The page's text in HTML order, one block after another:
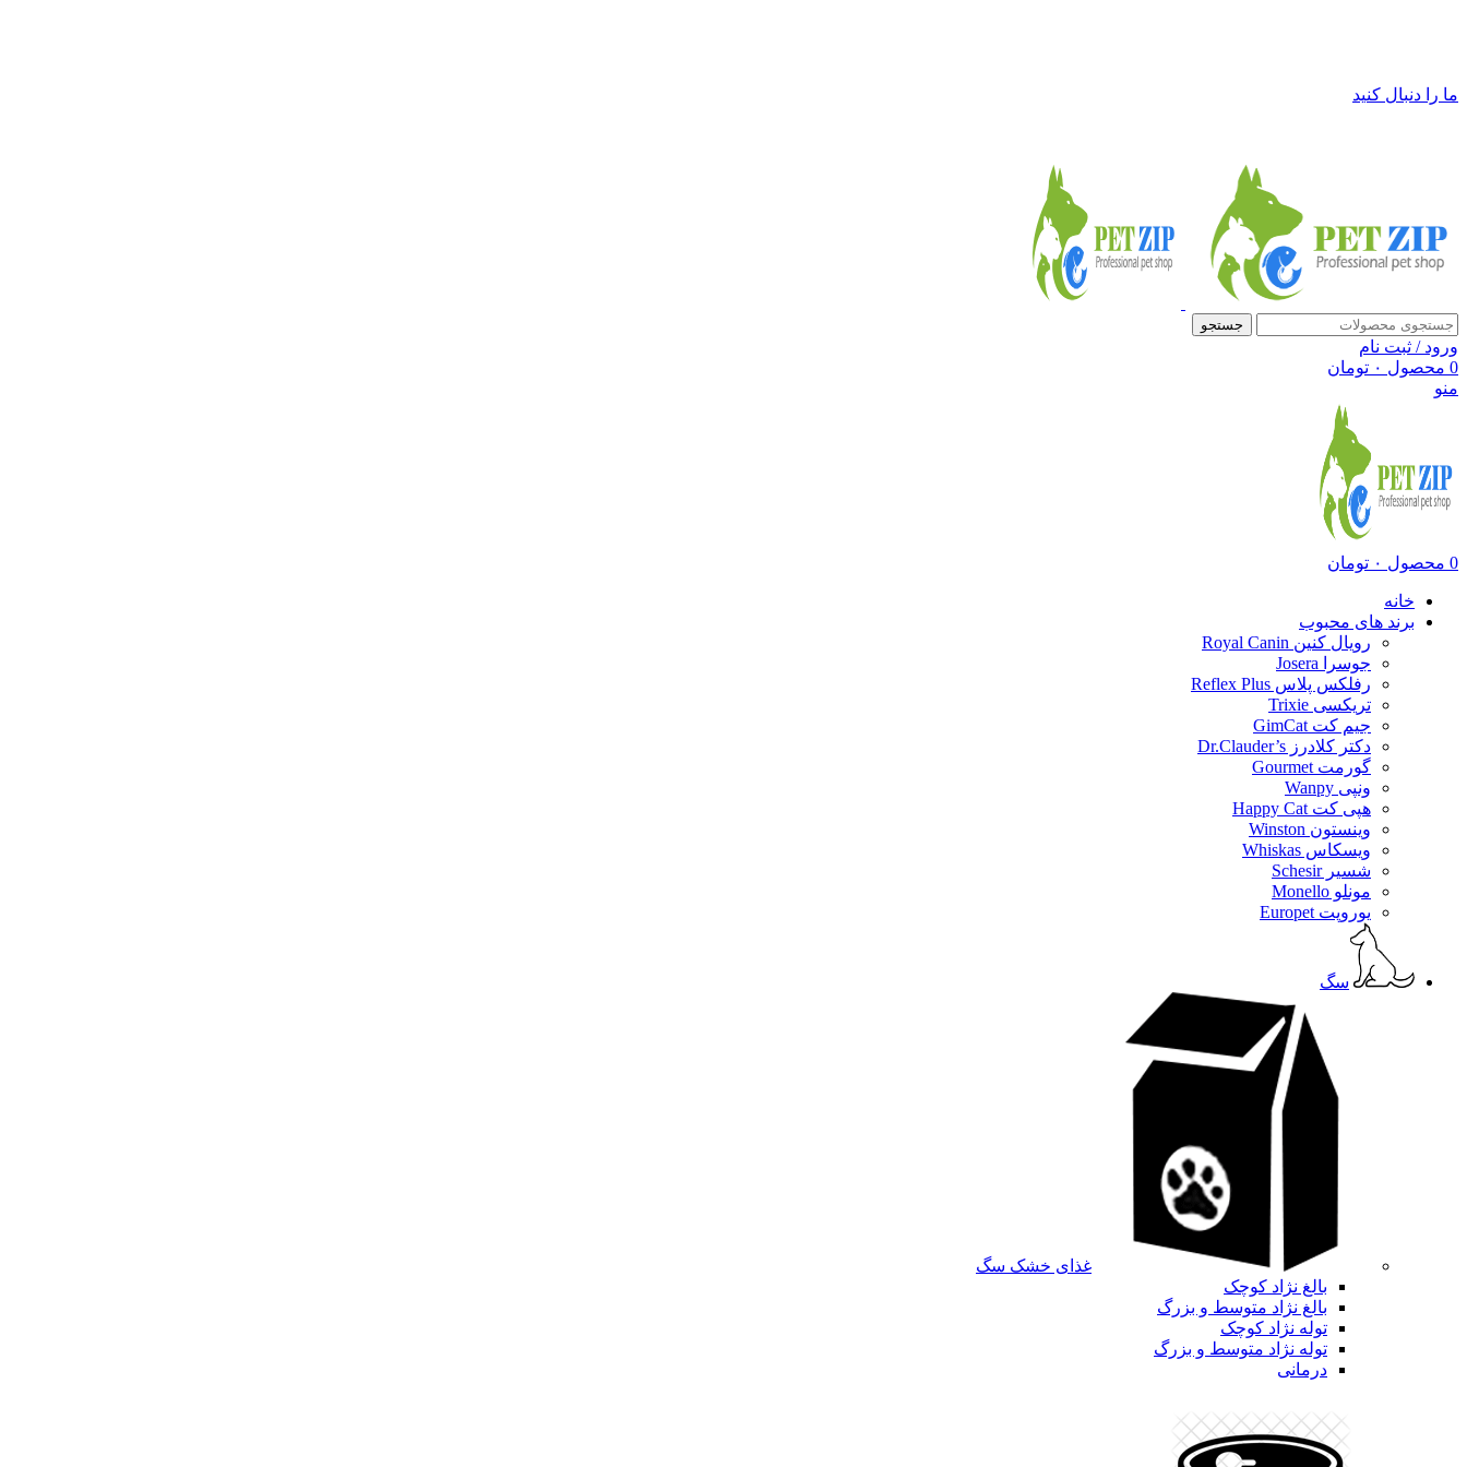
ما را دنبال کنید
جستجو
ورود / ثبت نام
0 محصول ۰ تومان
منو
0 محصول ۰ تومان
خانه
برند های محبوب
رویال کنین Royal Canin
جوسرا Josera
رفلکس پلاس Reflex Plus
تریکسی Trixie
جیم کت GimCat
دکتر کلادرز Dr.Clauder’s
گورمت Gourmet
ونپی Wanpy
هپی کت Happy Cat
وینستون Winston
ویسکاس Whiskas
شسیر Schesir
مونلو Monello
یوروپت Europet
سگ
غذای خشک سگ
بالغ نژاد کوچک
بالغ نژاد متوسط و بزرگ
توله نژاد کوچک
توله نژاد متوسط و بزرگ
درمانی